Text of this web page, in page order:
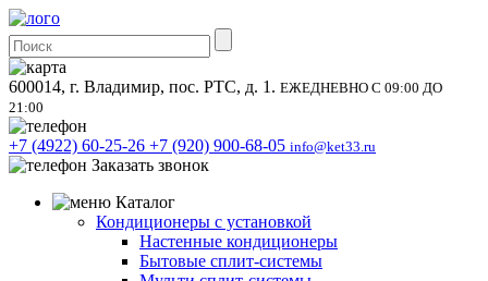
600014, г. Владимир, пос. РТС, д. 1. ЕЖЕДНЕВНО С 09:00 ДО
21:00
+7 (4922) 60-25-26 +7 (920) 900-68-05 info@ket33.ru
Заказать звонок
Каталог
Кондиционеры с установкой
Настенные кондиционеры
Бытовые сплит-системы